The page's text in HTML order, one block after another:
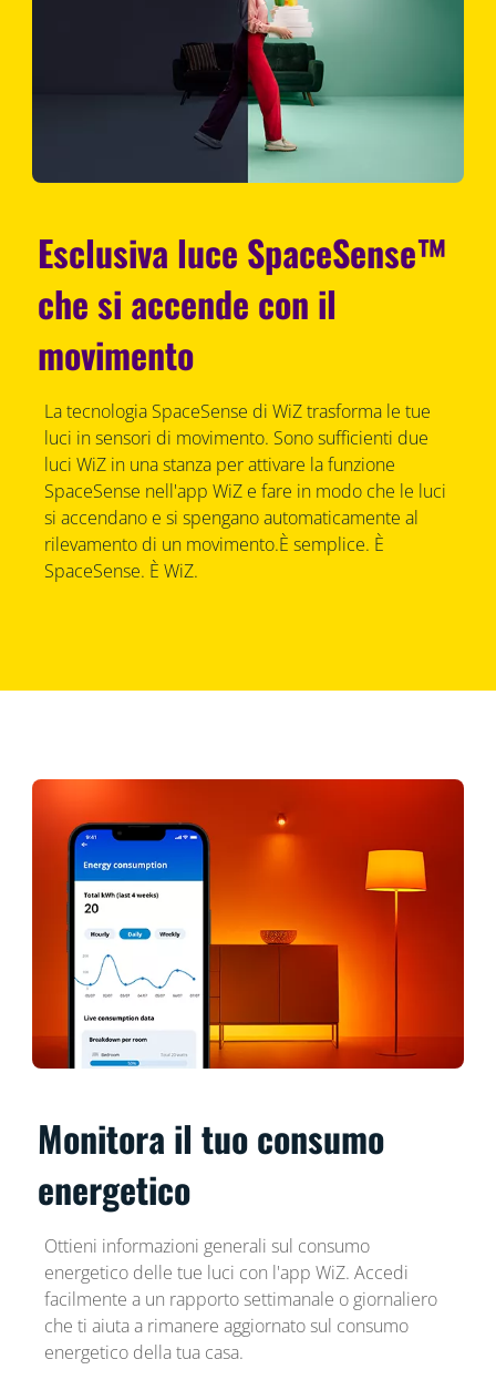
Esclusiva luce SpaceSense™
che si accende con il
movimento
La tecnologia SpaceSense di WiZ trasforma le tue
luci in sensori di movimento. Sono sufficienti due
luci WiZ in una stanza per attivare la funzione
SpaceSense nell'app WiZ e fare in modo che le luci
si accendano e si spengano automaticamente al
rilevamento di un movimento.È semplice. È
SpaceSense. È WiZ.
Monitora il tuo consumo
energetico
Ottieni informazioni generali sul consumo
energetico delle tue luci con l'app WiZ. Accedi
facilmente a un rapporto settimanale o giornaliero
che ti aiuta a rimanere aggiornato sul consumo
energetico della tua casa.